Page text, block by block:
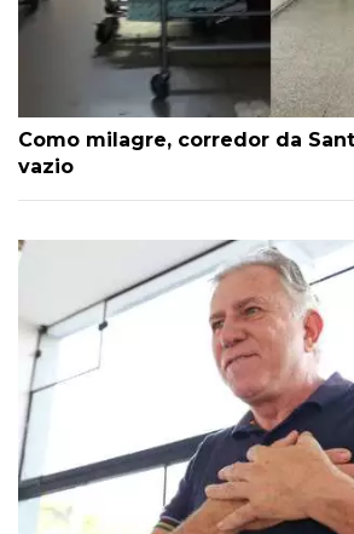
Como milagre, corredor da
vazio